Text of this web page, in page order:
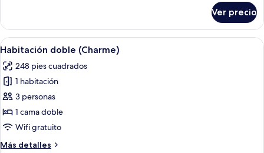
doble
clásica
Ver precio
Abrir
todas
las
fotos
de
Habitación
doble
Un dormitorio con cama, una silla,
10
Habitación doble (Charme)
248 pies cuadrados
1 habitación
3 personas
1 cama doble
Wifi gratuito
Más detalles
Más